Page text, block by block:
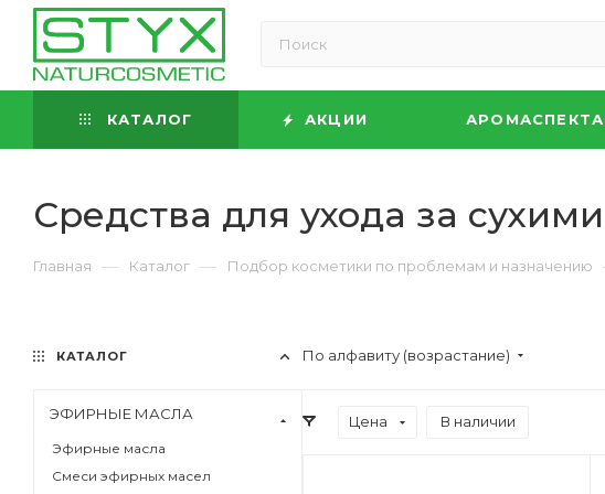
КАТАЛОГ АКЦИИ
Средства для ухода за
Главная — Каталог — Подбор косметики по проблемам и назначению
По алфавиту (возрастание)
Цена В наличии
КАТАЛОГ
ЭФИРНЫЕ МАСЛА
Эфирные масла
Смеси эфирных масел